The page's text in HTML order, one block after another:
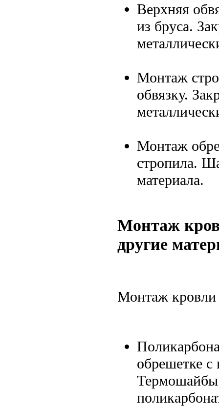
Верхняя
из бруса.
Монтаж
обвязку.
Монтаж
стропила.
материала.
Монтаж
другие
Монтаж кровли
обрешетке
Термошайбы